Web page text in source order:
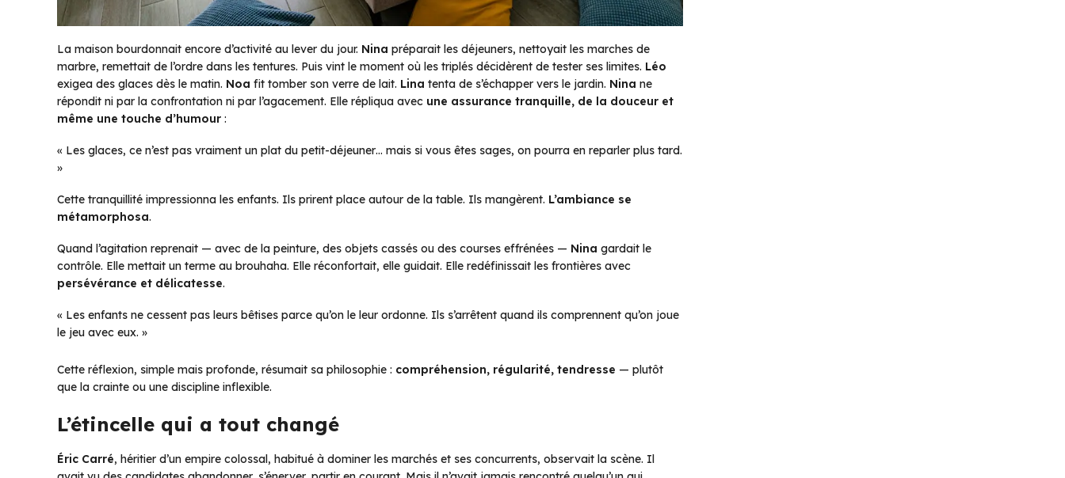
La maison bourdonnait encore d’activité au lever du jour. Nina préparait les déjeuners, nettoyait les marches de
marbre, remettait de l’ordre dans les tentures. Puis vint le moment où les triplés décidèrent de tester ses limites. Léo
exigea des glaces dès le matin. Noa fit tomber son verre de lait. Lina tenta de s’échapper vers le jardin. Nina ne
répondit ni par la confrontation ni par l’agacement. Elle répliqua avec une assurance tranquille, de la douceur et
même une touche d’humour :
« Les glaces, ce n’est pas vraiment un plat du petit-déjeuner… mais si vous êtes sages, on pourra en reparler plus tard.
»
Cette tranquillité impressionna les enfants. Ils prirent place autour de la table. Ils mangèrent. L’ambiance se
métamorphosa.
Quand l’agitation reprenait — avec de la peinture, des objets cassés ou des courses effrénées — Nina gardait le
contrôle. Elle mettait un terme au brouhaha. Elle réconfortait, elle guidait. Elle redéfinissait les frontières avec
persévérance et délicatesse.
« Les enfants ne cessent pas leurs bêtises parce qu’on le leur ordonne. Ils s’arrêtent quand ils comprennent qu’on joue
le jeu avec eux. »
Cette réflexion, simple mais profonde, résumait sa philosophie : compréhension, régularité, tendresse — plutôt
que la crainte ou une discipline inflexible.
L’étincelle qui a tout changé
Éric Carré, héritier d’un empire colossal, habitué à dominer les marchés et ses concurrents, observait la scène. Il